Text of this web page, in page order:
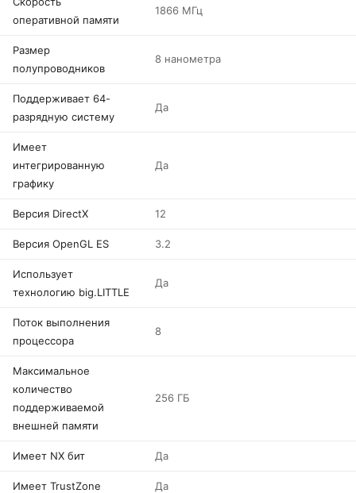
оперативной памяти
1866 МГц
Размер
полупроводников
8 нанометра
Поддерживает 64-
разрядную систему
Да
Имеет
интегрированную
графику
Да
Версия DirectX 12
Версия OpenGL ES 3.2
Использует
технологию big.LITTLE
Да
Поток выполнения
процессора
8
Максимальное
количество
поддерживаемой
внешней памяти
256 ГБ
Имеет NX бит Да
Имеет TrustZone Да